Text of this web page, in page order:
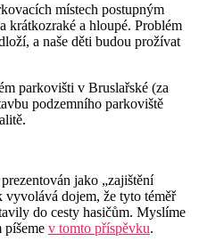
místech postupným
krátkozraké a hloupé. Problém
a naše děti budou prožívat
parkovišti v Bruslařské (za
podzemního parkoviště
jako „zajištění
vyvolává dojem, že tyto téměř
do cesty hasičům. Myslíme
píšeme v tomto příspěvku.